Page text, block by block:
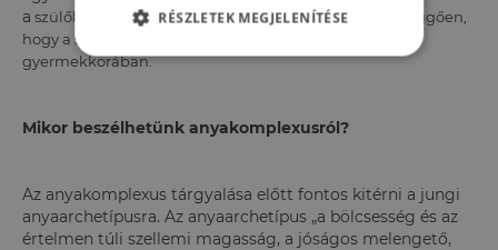
a szülőkomplexus lehet pozitív vagy negatív is, attól függően,
hogy a szülő hogyan közeledett gyermekéhez
gyermekkorában.
Mikor beszélhetünk anyakomplexusról?
Az anyakomplexus tárgyalása előtt fontos kitérni a jungi
anyaarchetípusra. Az anyaarchetípus „a bölcsesség és az
értelmen túli szellemi magasság, a jóságos melengető,
RÉSZLETEK MEGJELENÍTÉSE